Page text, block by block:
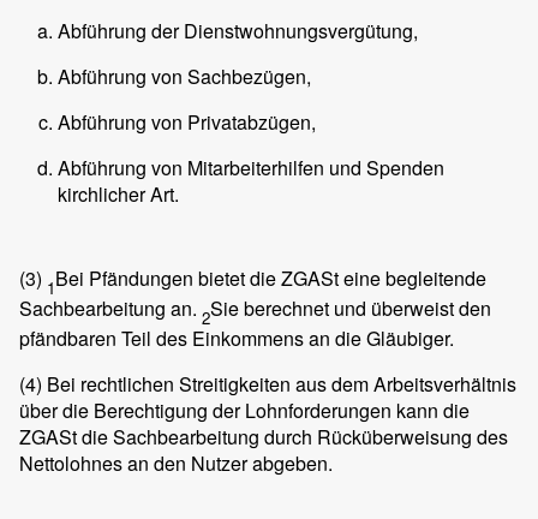
Abführung der Dienstwohnungsvergütung,
Abführung von Sachbezügen,
Abführung von Privatabzügen,
Abführung von Mitarbeiterhilfen und Spenden
kirchlicher Art.
(3) 1Bei Pfändungen bietet die ZGASt eine begleitende
Sachbearbeitung an. 2Sie berechnet und überweist den
pfändbaren Teil des Einkommens an die Gläubiger.
(4) Bei rechtlichen Streitigkeiten aus dem Arbeitsverhältnis
über die Berechtigung der Lohnforderungen kann die
ZGASt die Sachbearbeitung durch Rücküberweisung des
Nettolohnes an den Nutzer abgeben.